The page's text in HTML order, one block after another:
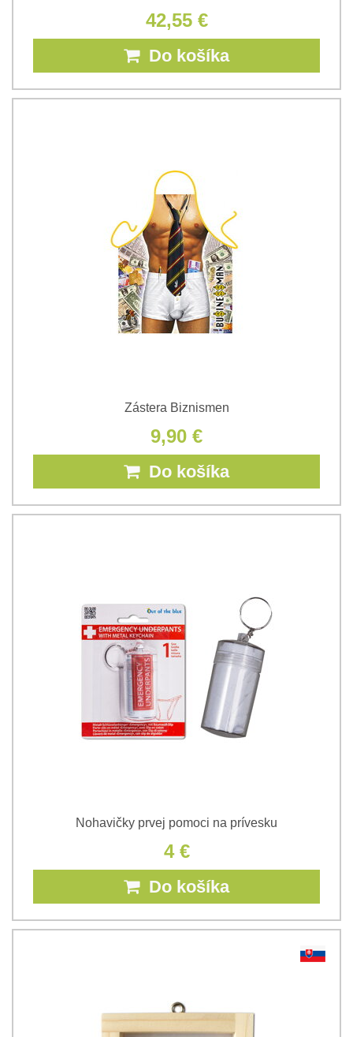
42,55 €
Do košíka
Zástera Biznismen
9,90 €
Do košíka
Nohavičky prvej pomoci na prívesku
4 €
Do košíka